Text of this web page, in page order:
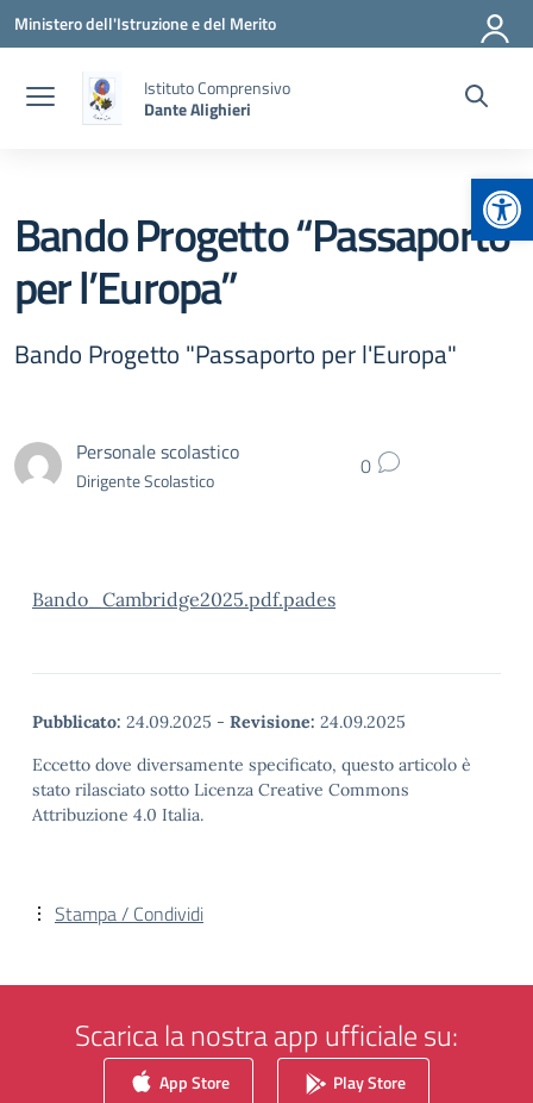
Vai ai contenuti
Vai al menu di navigazione
Vai al footer
Ministero dell'Istruzione e del Merito
Istituto Comprensivo
Dante Alighieri
Bando Progetto “Passaporto
per l’Europa”
Bando Progetto "Passaporto per l'Europa"
Personale scolastico
Dirigente Scolastico 0
Bando_Cambridge2025.pdf.pades
Pubblicato: 24.09.2025 - Revisione: 24.09.2025
Eccetto dove diversamente specificato, questo articolo è
stato rilasciato sotto Licenza Creative Commons
Attribuzione 4.0 Italia.
Stampa / Condividi
Scarica la nostra app ufficiale su:
App Store Play Store